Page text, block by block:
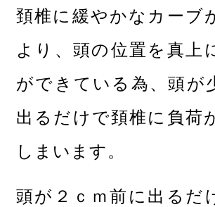
頚椎に緩やかなカーブ
より、頭の位置を真上
ができている為、頭が
出るだけで頚椎に負荷
しまいます。
頭が２ｃｍ前に出るだ